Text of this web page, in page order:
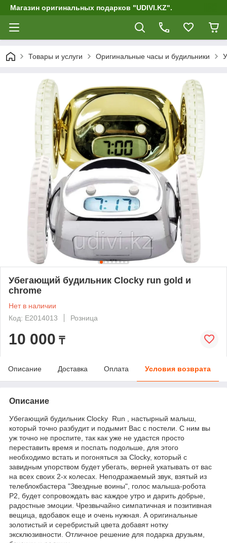
Магазин оригинальных подарков "UDIVI.KZ".
Товары и услуги Оригинальные часы и будильники
Убегающий будильник Clocky run gold и
chrome
Нет в наличии
Код: Е2014013
Розница
10 000 ₸
Описание Доставка Оплата Условия возврата
Описание
Убегающий будильник Clocky Run
, настырный малыш,
который точно разбудит и подымит Вас с постели. С ним вы
уж точно не проспите, так как уже не удастся просто
переставить время и поспать подольше, для этого
необходимо встать и погоняться за Clocky, который с
завидным упорством будет убегать, верней укатывать от вас
на всех своих 2-х колесах. Неподражаемый звук, взятый из
телеблокбастера "Звездные воины", голос малыша-робота
Р2, будет сопровождать вас каждое утро и дарить добрые,
радостные эмоции. Чрезвычайно симпатичная и позитивная
вещица, вдобавок еще и очень нужная. А оригинальные
золотистый и серебристый цвета добавят нотку
эксклюзивности. Отличное решение для подарка друзьям,